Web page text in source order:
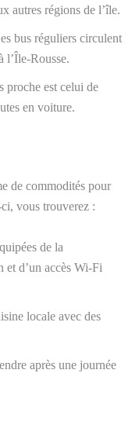
autres régions de l’île.
bus réguliers circulent
l’Île-Rousse.
proche est celui de
en voiture.
de commodités pour
vous trouverez :
de la
et d’un accès Wi-Fi
locale avec des
après une journée